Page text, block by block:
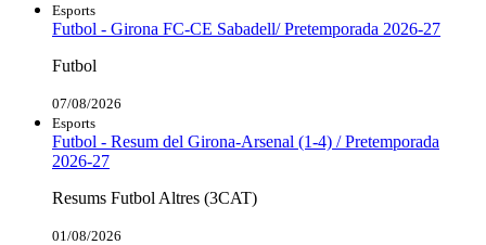
Esports
Futbol - Girona FC-CE Sabadell/ Pretemporada 2026-27
Futbol
07/08/2026
Esports
Futbol - Resum del Girona-Arsenal (1-4) / Pretemporada
2026-27
Resums Futbol Altres (3CAT)
01/08/2026